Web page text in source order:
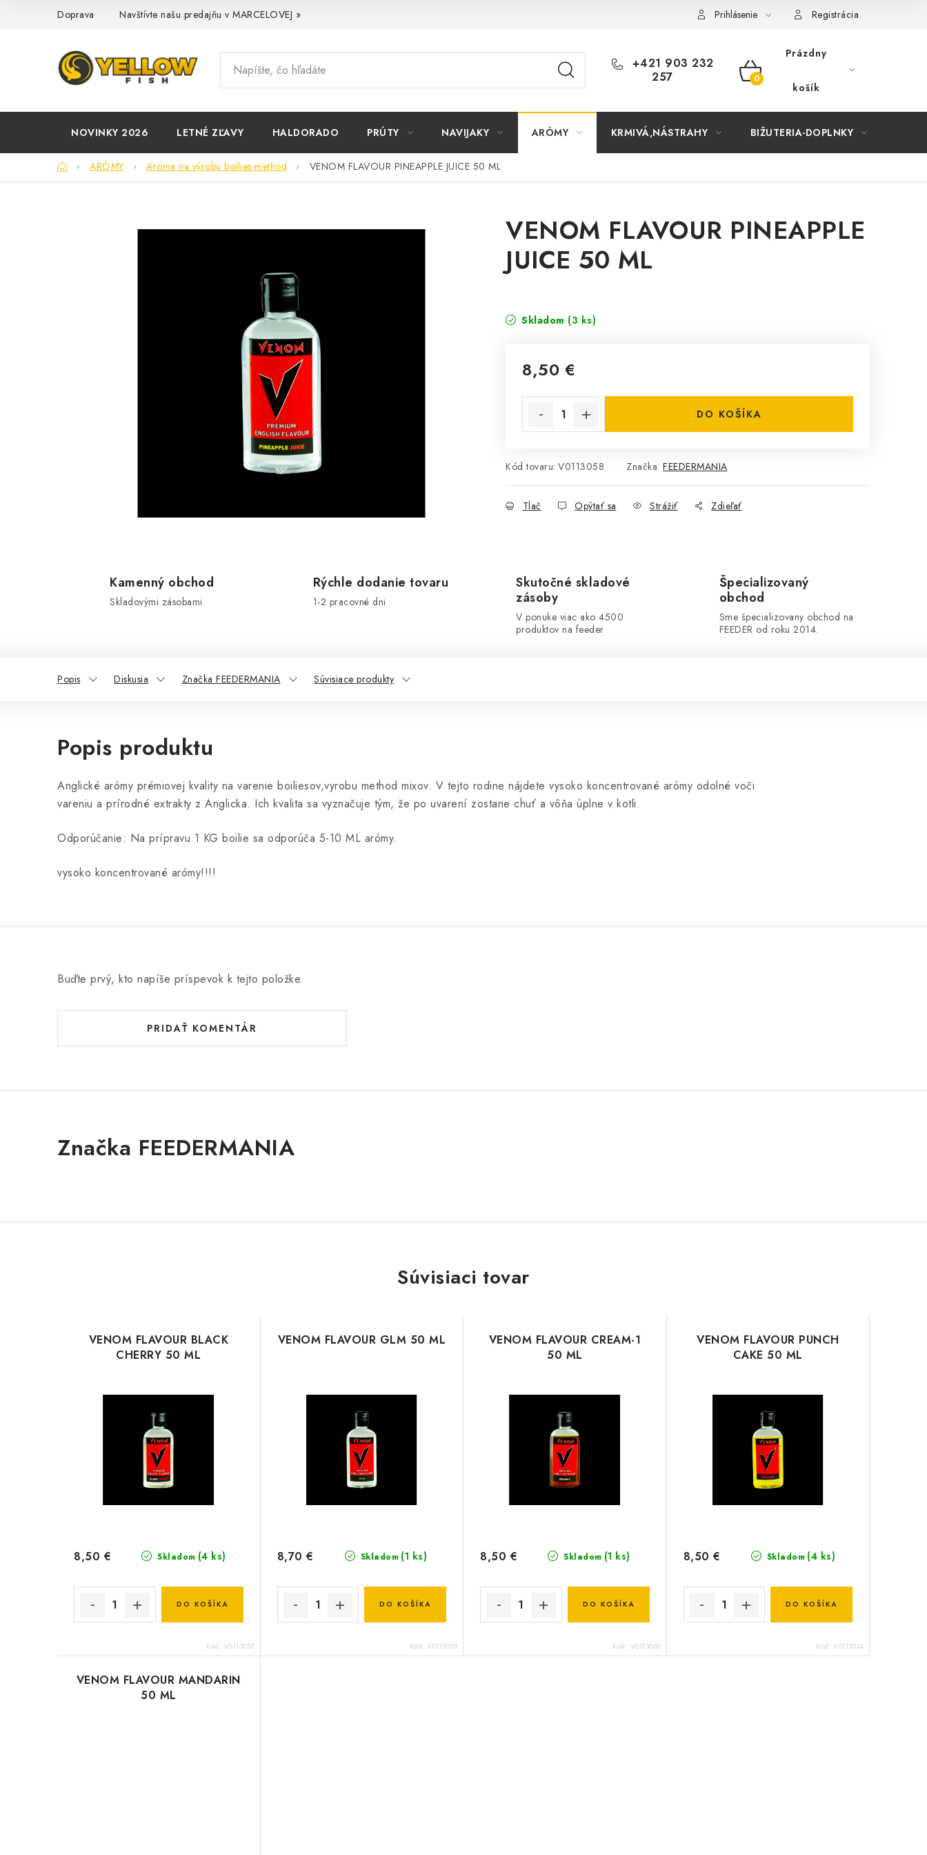
Doprava Navštívte našu predajňu v MARCELOVEJ » Prihlásenie Registrácia
+421 903 232
257
NÁKUPNÝ
Prázdny
košík
NOVINKY 2026 LETNÉ ZĽAVY HALDORADO PRÚTY NAVIJAKY ARÓMY KRMIVÁ,NÁSTRAHY BIŽUTERIA-DOPLNKY
DomovARÓMY Aróma na výrobu boilies-method VENOM FLAVOUR PINEAPPLE JUICE 50 ML
VENOM FLAVOUR PINEAPPLE
JUICE 50 ML
Skladom (3 ks)
8,50 €
DO KOŠÍKA
Kód tovaru: V0113058 Značka: FEEDERMANIA
Tlač Opýtať sa Strážiť Zdieľať
Kamenný obchod
Skladovými zásobami
Rýchle dodanie tovaru
1-2 pracovné dni
Skutočné skladové
zásoby
V ponuke viac ako 4500
produktov na feeder
Špecializovaný
obchod
Sme špecializovany obchod na
FEEDER od roku 2014.
Popis Diskusia Značka FEEDERMANIA Súvisiace produkty
Popis produktu
Anglické arómy prémiovej kvality na varenie boiliesov,vyrobu method mixov. V tejto rodine nájdete vysoko koncentrované arómy odolné voči
vareniu a prírodné extrakty z Anglicka. Ich kvalita sa vyznačuje tým, že po uvarení zostane chuť a vôňa úplne v kotli.
Odporúčanie: Na prípravu 1 KG boilie sa odporúča 5-10 ML arómy.
vysoko koncentrované arómy!!!!
Buďte prvý, kto napíše príspevok k tejto položke.
PRIDAŤ KOMENTÁR
Značka FEEDERMANIA
Súvisiaci tovar
VENOM FLAVOUR BLACK
CHERRY 50 ML
Skladom (4 ks)
8,50 €
DO KOŠÍKA
Kód: V0113057
VENOM FLAVOUR GLM 50 ML
Skladom (1 ks)
8,70 €
DO KOŠÍKA
Kód: V0113059
VENOM FLAVOUR CREAM-1
50 ML
Skladom (1 ks)
8,50 €
DO KOŠÍKA
Kód: V0113060
VENOM FLAVOUR PUNCH
CAKE 50 ML
Skladom (4 ks)
8,50 €
DO KOŠÍKA
Kód: V0113034
VENOM FLAVOUR MANDARIN
50 ML